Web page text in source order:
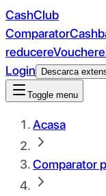
CashClub
Comparator
reducereVouchere
Login
Descarca
Toggle menu
Acasa
Comparator